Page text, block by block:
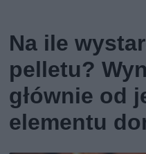
Na ile
pelletu?
głównie od
elementu